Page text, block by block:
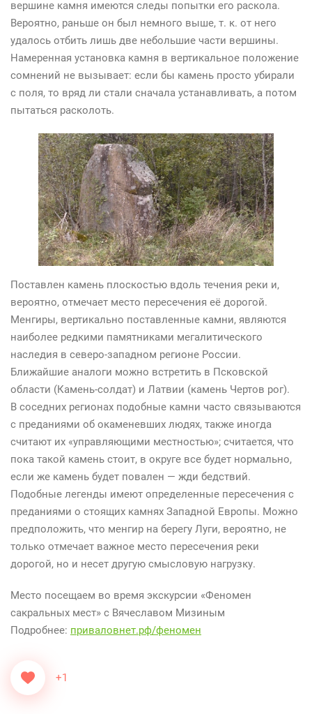
вершине камня имеются следы попытки его раскола.
Вероятно, раньше он был немного выше, т. к. от него
удалось отбить лишь две небольшие части вершины.
Намеренная установка камня в вертикальное положение
сомнений не вызывает: если бы камень просто убирали
с поля, то вряд ли стали сначала устанавливать, а потом
пытаться расколоть.
Поставлен камень плоскостью вдоль течения реки и,
вероятно, отмечает место пересечения её дорогой.
Менгиры, вертикально поставленные камни, являются
наиболее редкими памятниками мегалитического
наследия в северо-западном регионе России.
Ближайшие аналоги можно встретить в Псковской
области (Камень-солдат) и Латвии (камень Чертов рог).
В соседних регионах подобные камни часто связываются
с преданиями об окаменевших людях, также иногда
считают их «управляющими местностью»; считается, что
пока такой камень стоит, в округе все будет нормально,
если же камень будет повален — жди бедствий.
Подобные легенды имеют определенные пересечения с
преданиями о стоящих камнях Западной Европы. Можно
предположить, что менгир на берегу Луги, вероятно, не
только отмечает важное место пересечения реки
дорогой, но и несет другую смысловую нагрузку.
Место посещаем во время экскурсии «Феномен
сакральных мест» с Вячеславом Мизиным
Подробнее: приваловнет.рф/феномен
+1